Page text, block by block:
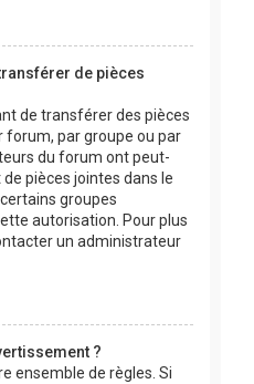
de pièces
de transférer des pièces
forum, par groupe ou par
du forum ont peut-
pièces jointes dans le
groupes
autorisation. Pour plus
un administrateur
?
ensemble de règles. Si